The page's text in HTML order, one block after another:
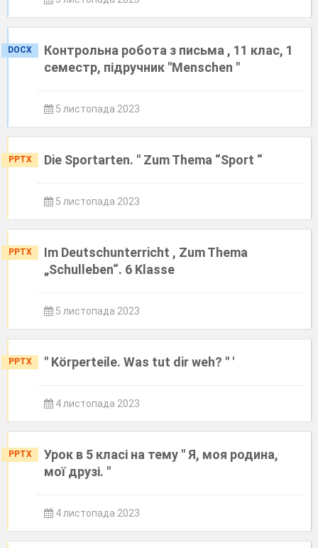
DOCX
Контрольна робота з письма , 11 клас, 1
семестр, підручник "Menschen "
5 листопада 2023
PPTX Die Sportarten. " Zum Thema “Sport “
5 листопада 2023
PPTX
Im Deutschunterricht , Zum Thema
„Schulleben“. 6 Klasse
5 листопада 2023
PPTX " Körperteile. Was tut dir weh? " '
4 листопада 2023
PPTX
Урок в 5 класі на тему " Я, моя родина,
мої друзі. "
4 листопада 2023